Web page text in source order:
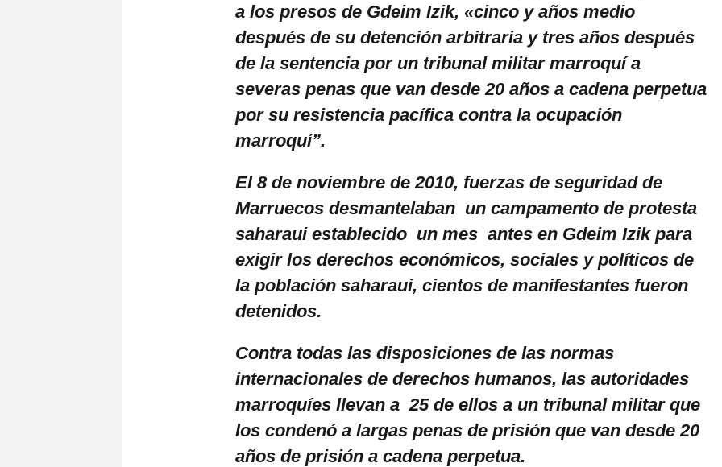
a los presos de Gdeim Izik, «cinco y años medio
después de su detención arbitraria y tres años después
de la sentencia por un tribunal militar marroquí a
severas penas que van desde 20 años a cadena perpetua
por su resistencia pacífica contra la ocupación
marroquí”.
El 8 de noviembre de 2010, fuerzas de seguridad de
Marruecos desmantelaban un campamento de protesta
saharaui establecido un mes antes en Gdeim Izik para
exigir los derechos económicos, sociales y políticos de
la población saharaui, cientos de manifestantes fueron
detenidos.
Contra todas las disposiciones de las normas
internacionales de derechos humanos, las autoridades
marroquíes llevan a 25 de ellos a un tribunal militar que
los condenó a largas penas de prisión que van desde 20
años de prisión a cadena perpetua.